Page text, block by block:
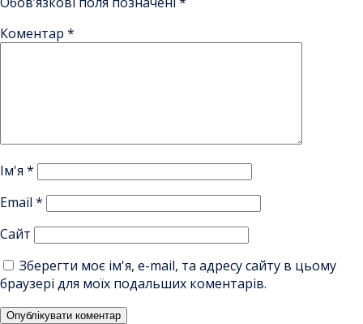
Коментар *
Ім'я *
Email *
Сайт
Зберегти моє ім'я, e-mail, та адресу сайту в цьому
браузері для моїх подальших коментарів.